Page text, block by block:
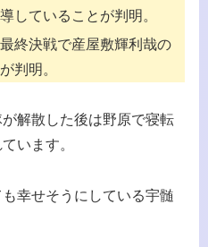
していることが判明。
終決戦で産屋敷輝利哉の
判明。
解散した後は野原で寝転
います。
幸せそうにしている宇髄